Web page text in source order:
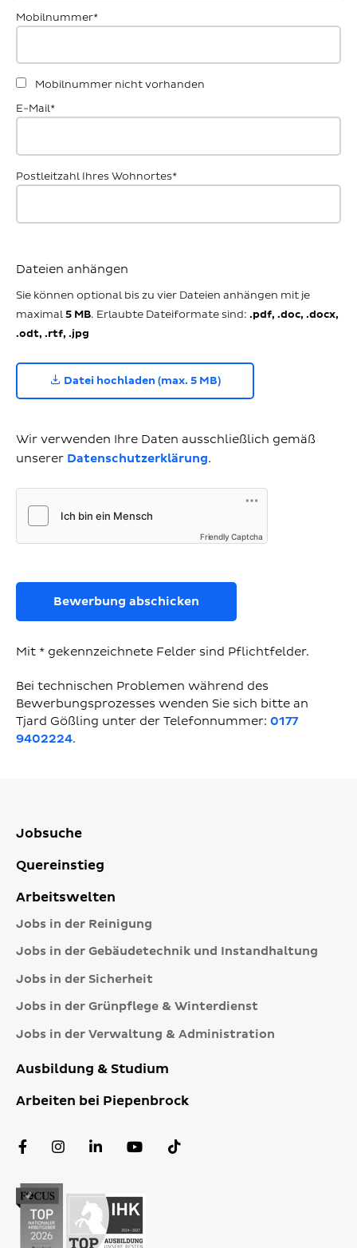
Mobilnummer*
Mobilnummer nicht vorhanden
E-Mail*
Postleitzahl Ihres Wohnortes*
Dateien anhängen
Sie können optional bis zu vier Dateien anhängen mit je
maximal5 MB. Erlaubte Dateiformate sind: .pdf, .doc, .docx,
.odt, .rtf, .jpg
Datei hochladen (max. 5 MB)
Wir verwenden Ihre Daten ausschließlich gemäß
unserer Datenschutzerklärung.
Friendly Captcha
Bewerbung abschicken
Mit * gekennzeichnete Felder sind Pflichtfelder.
Bei technischen Problemen während des
Bewerbungsprozesses wenden Sie sich bitte an
Tjard Gößling unter der Telefonnummer: 0177
9402224.
Jobsuche
Quereinstieg
Arbeitswelten
Jobs in der Reinigung
Jobs in der Gebäudetechnik und Instandhaltung
Jobs in der Sicherheit
Jobs in der Grünpflege & Winterdienst
Jobs in der Verwaltung & Administration
Ausbildung & Studium
Arbeiten bei Piepenbrock
FacebookInstagram
LinkedInYouTube